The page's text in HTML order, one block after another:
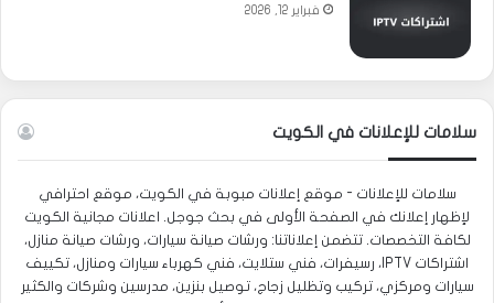
فبراير 12, 2026
سلامات للإعلانات في الكويت
سلامات للإعلانات - موقع إعلانات مبوبة في الكويت، موقع احترافي
لإظهار إعلانك في الصفحة الأولى في بحث جوجل. اعلانات مجانية الكويت
لكافة التخصصات. تتضمن إعلاناتنا: ورشات صيانة سيارات، ورشات صيانة منازل،
اشتراكات IPTV، رسيفرات، فني ستلايت، فني كهرباء سيارات ومنازل، تكييف
سيارات ومركزي، تركيب وتظليل زجاج، توصيل بنزين، مدرسين وشركات والكثير